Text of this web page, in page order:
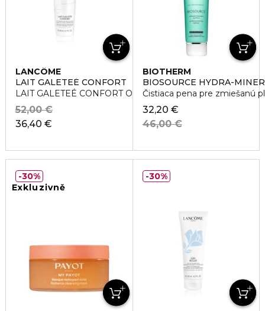
LANCÔME
LAIT GALETEÉ CONFORT
LAIT GALETEÉ CONFORT Odličovacie mlieko
36,40 €
52,00 €
BIOTHERM
BIOSOURCE HYDRA-
Čistiaca pena pre zmiešanú
32,20 €
46,00 €
Exkluzivně
30% 30%